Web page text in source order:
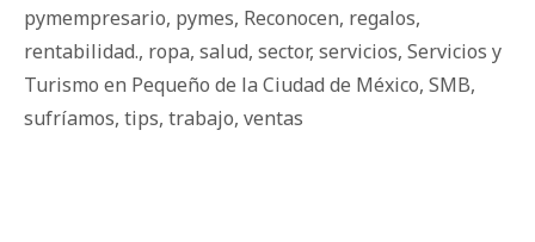
pymempresario, pymes, Reconocen, regalos,
rentabilidad., ropa, salud, sector, servicios, Servicios y
Turismo en Pequeño de la Ciudad de México, SMB,
sufríamos, tips, trabajo, ventas